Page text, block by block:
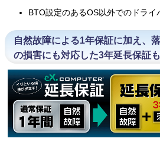
BTO設定のあるOS以外でのドライ
自然故障による1年保証に加え、
の損害にも対応した3年延長保証